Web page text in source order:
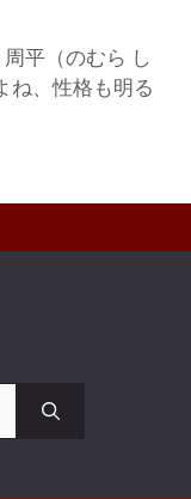
平（のむら し
ね、性格も明る